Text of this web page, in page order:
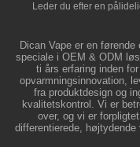
Leder du efter en
Dican Vape er en
speciale i OEM & ODM
ti års erfaring inden
opvarmningsinnovation,
fra produktdesign og
kvalitetskontrol. Vi er
over, og vi er
differentierede,